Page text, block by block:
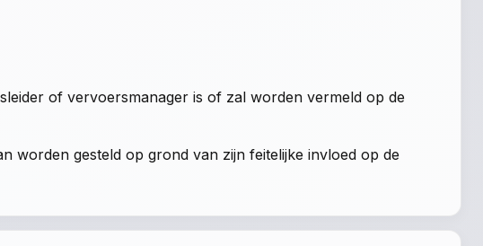
of vervoersmanager is of zal worden vermeld op de
worden gesteld op grond van zijn feitelijke invloed op de